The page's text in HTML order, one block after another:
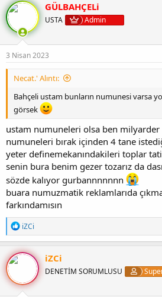
GÜLBAHÇELi
USTA Admin
3 Nisan 2023
Necat.' Alıntı:
Bahçeli ustam bunların numunesi varsa
görsek
ustam numuneleri olsa ben
numuneleri bırak içinden 4 tane
yeter definemekanındakileri toplar
senin bura benim gezer tozarız da
sözde kalıyor gurbannnnnnn
buara numuzmatik reklamlarıda
farkındamısın
T
e
p
k
e
r
iZCi
iZCi
DENETİM SORUMLUSU